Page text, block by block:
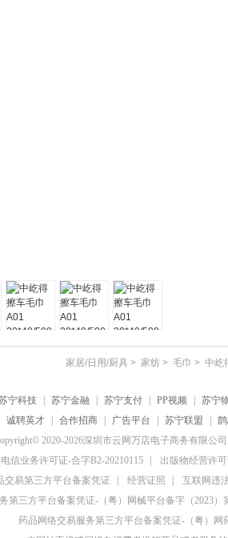
家居/日用/厨具 > 家纺 > 毛巾 > 中屹
宁科技 苏宁金融 苏宁支付 PP视频
苏宁
诚聘英才 合作招商 广告平台 苏宁联盟
2020-2026深圳市云网万店电子商务有限公
信业务许可证-合字B2-20210115
出版物经营许
交易第三方平台备案凭证
经营证照
互联网违
第三方平台备案凭证-（粤）网械平台备字（2023）
药品网络交易服务第三方平台备案凭证-（粤）网